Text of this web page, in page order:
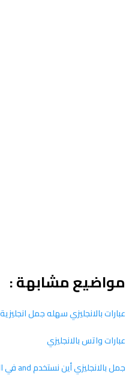
مواضيع مشابهة :
عبارات بالانجليزي سهله جمل
عبارات واتس بالانجليزي
جمل بالانجليزي أين نستخدم and في الجملة؟